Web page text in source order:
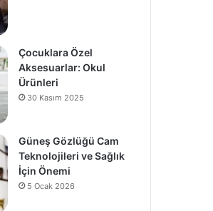
Çocuklara Özel
Aksesuarlar: Okul
Ürünleri
30 Kasım 2025
Güneş Gözlüğü Cam
Teknolojileri ve Sağlık
İçin Önemi
5 Ocak 2026